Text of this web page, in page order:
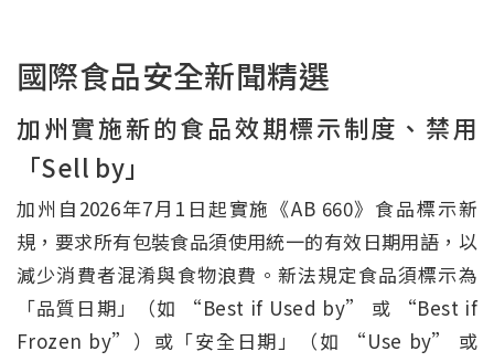
國際食品安全新聞精選
加州實施新的食品效期標示制度、禁用
「Sell by」
加州自2026年7月1日起實施《AB 660》食品標示新
規，要求所有包裝食品須使用統一的有效日期用語，以
減少消費者混淆與食物浪費。新法規定食品須標示為
「品質日期」（如 “Best if Used by” 或 “Best if
Frozen by”）或「安全日期」（如 “Use by” 或